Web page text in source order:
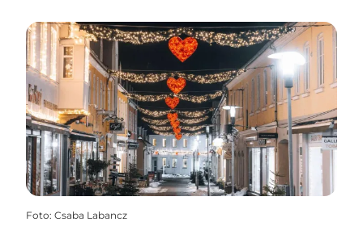
Foto: Csaba Labancz